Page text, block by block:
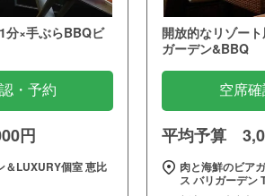
分×手ぶらBBQビ
・予約
円
＆LUXURY個室 恵比
開放的なリゾー
ガーデン&BBQ
空席
平均予算
肉と海鮮のビア
ス バリガーデン